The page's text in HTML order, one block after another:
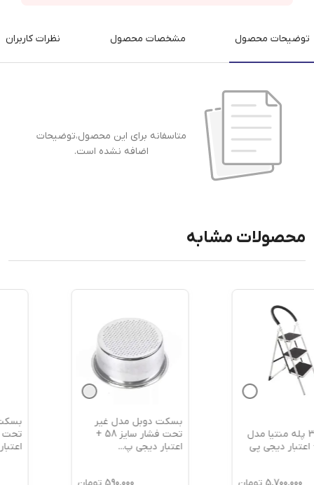
توضیحات محصول مشخصات محصول نظرات کاربران
متاسفانه برای این محصول،توضیحات
اضافه نشده است.
محصولات مشابه
اعتبار دیجی پ
بسکت سینگل مدل غیر
اعتبار دیجی